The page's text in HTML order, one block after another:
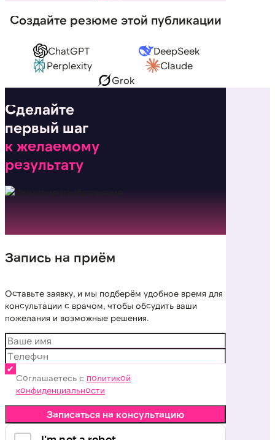
Создайте резюме этой публикации
ChatGPT
DeepSeek
Perplexity
Claude
Grok
Сделайте
первый шаг
к желаемому
результату
Запись на приём
Оставьте заявку, и мы подберём удобное время для
консультации с врачом, чтобы обсудить ваши
пожелания и возможные решения.
Соглашаетесь с политикой
конфиденциальности
Записаться на консультацию